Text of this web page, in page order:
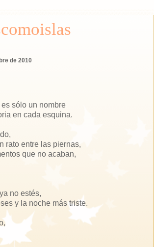
de 2010
sólo un nombre
en cada esquina.
rato entre las piernas,
que no acaban,
no estés,
y la noche más triste.